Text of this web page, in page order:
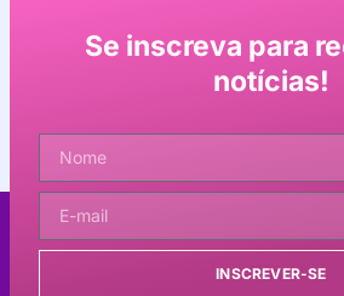
Se inscreva para
notícias!
INSCREVER-SE